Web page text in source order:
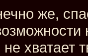
же,
не хватает